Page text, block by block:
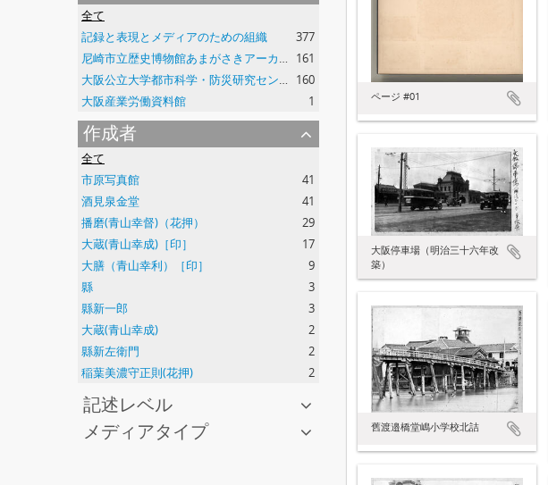
全て
記録と表現とメディアのための組織
377
尼崎市立歴史博物館あまがさきアーカイブズ
161
大阪公立大学都市科学・防災研究センター
160
大阪産業労働資料館
1
作成者
全て
市原写真館
41
酒見泉金堂
41
播磨(青山幸督)（花押）
29
大蔵(青山幸成)［印］
17
大膳（青山幸利）［印］
9
縣
3
縣新一郎
3
大蔵(青山幸成)
2
縣新左衛門
2
稲葉美濃守正則(花押)
2
記述レベル
メディアタイプ
ページ #01
大阪停車場（明治三十六年改
築）
舊渡邉橋堂嶋小学校北詰